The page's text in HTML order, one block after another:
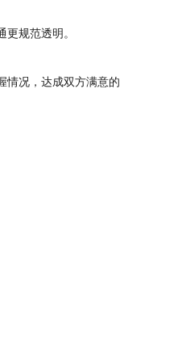
规范透明。
情况，达成双方满意的